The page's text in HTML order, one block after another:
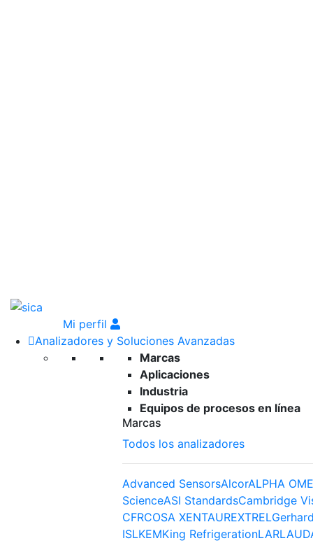
Mi perfil
Analizadores y Soluciones Avanzadas
Marcas
Aplicaciones
Industria
Equipos de procesos en línea
Marcas
Todos los analizadores
Advanced SensorsAlcorALPHA
ScienceASI StandardsCambridge
CFRCOSA XENTAUREXTREL
ISLKEMKing RefrigerationLAR